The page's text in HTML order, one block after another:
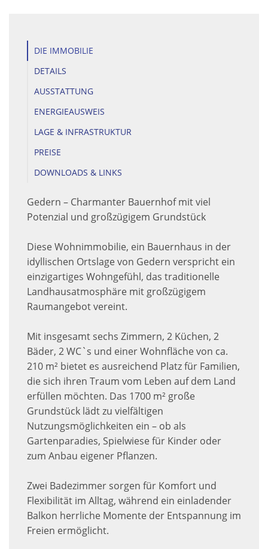
DIE IMMOBILIE
DETAILS
AUSSTATTUNG
ENERGIEAUSWEIS
LAGE & INFRASTRUKTUR
PREISE
DOWNLOADS & LINKS
Gedern – Charmanter Bauernhof mit viel
Potenzial und großzügigem Grundstück
Diese Wohnimmobilie, ein Bauernhaus in der
idyllischen Ortslage von Gedern verspricht ein
einzigartiges Wohngefühl, das traditionelle
Landhausatmosphäre mit großzügigem
Raumangebot vereint.
Mit insgesamt sechs Zimmern, 2 Küchen, 2
Bäder, 2 WC`s und einer Wohnfläche von ca.
210 m² bietet es ausreichend Platz für Familien,
die sich ihren Traum vom Leben auf dem Land
erfüllen möchten. Das 1700 m² große
Grundstück lädt zu vielfältigen
Nutzungsmöglichkeiten ein – ob als
Gartenparadies, Spielwiese für Kinder oder
zum Anbau eigener Pflanzen.
Zwei Badezimmer sorgen für Komfort und
Flexibilität im Alltag, während ein einladender
Balkon herrliche Momente der Entspannung im
Freien ermöglicht.